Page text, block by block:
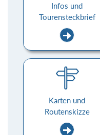
Infos und
Tourensteckbrief
Karten und
Routenskizze